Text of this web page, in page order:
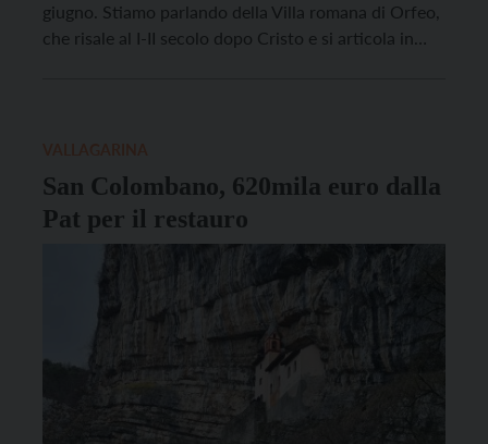
giugno. Stiamo parlando della Villa romana di Orfeo,
che risale al I-II secolo dopo Cristo e si articola in
San Colombano, 620mila euro dalla
Pat per il restauro